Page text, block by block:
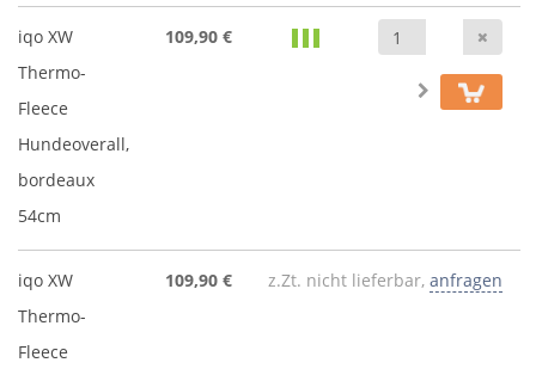
iqo XW
Thermo-
Fleece
Hundeoverall,
bordeaux
54cm
109,90 €
iqo XW
Thermo-
Fleece
109,90 € z.Zt. nicht lieferbar, anfragen